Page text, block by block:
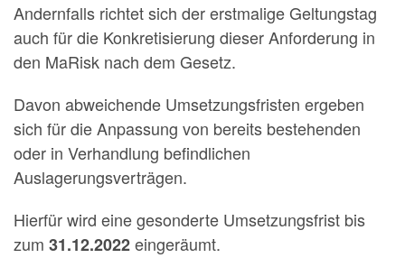
Andernfalls richtet sich der erstmalige Geltungstag
auch für die Konkretisierung dieser Anforderung in
den MaRisk nach dem Gesetz.
Davon abweichende Umsetzungsfristen ergeben
sich für die Anpassung von bereits bestehenden
oder in Verhandlung befindlichen
Auslagerungsverträgen.
Hierfür wird eine gesonderte Umsetzungsfrist bis
zum 31.12.2022eingeräumt.